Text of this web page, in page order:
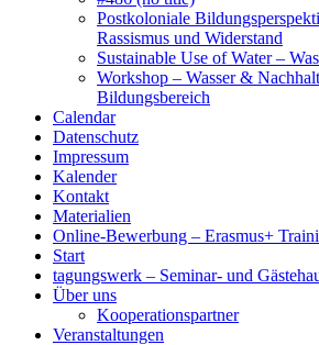
Postkoloniale
Rassismus und Widerstand
Sustainable Use of Water –
Workshop – Wasser &
Bildungsbereich
Calendar
Datenschutz
Impressum
Kalender
Kontakt
Materialien
Online-Bewerbung – Erasmus+
Start
tagungswerk – Seminar- und
Über uns
Kooperationspartner
Veranstaltungen